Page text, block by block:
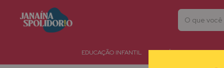
EDUCAÇÃO INFANTIL HIPÓTESES DE ESCRITA